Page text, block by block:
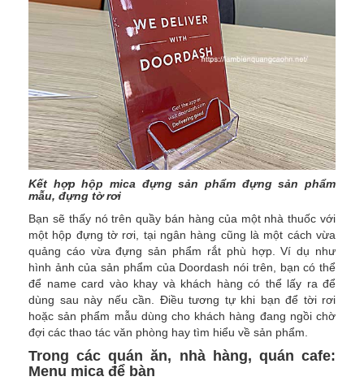
Kết hợp hộp mica đựng sản phẩm đựng sản phẩm
mẫu, đựng tờ rơi
Bạn sẽ thấy nó trên quầy bán hàng của một nhà thuốc với
một hộp đựng tờ rơi, tại ngân hàng cũng là một cách vừa
quảng cáo vừa đựng sản phẩm rắt phù hợp. Ví dụ như
hình ảnh của sản phẩm của Doordash nói trên, bạn có thể
để name card vào khay và khách hàng có thể lấy ra để
dùng sau này nếu cần. Điều tương tự khi bạn để tời rơi
hoặc sản phẩm mẫu dùng cho khách hàng đang ngồi chờ
đợi các thao tác văn phòng hay tìm hiểu về sản phẩm.
Trong các quán ăn, nhà hàng, quán cafe:
Menu mica để bàn